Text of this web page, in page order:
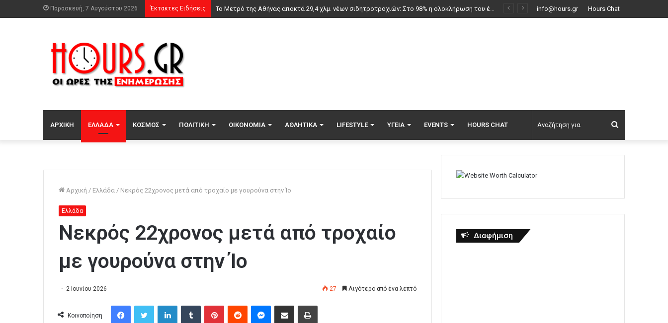
Παρασκευή, 7 Αυγούστου 2026 Έκτακτες Ειδήσεις Ανατροπή με Ιωαννίδη στη Σπόρτινγκ – Το περιστατικό που του… ανοίγει τον δρόμο info@hours.gr Hours Chat
ΑΡΧΙΚΉ ΕΛΛΆΔΑ ΚΌΣΜΟΣ ΠΟΛΙΤΙΚΉ ΟΙΚΟΝΟΜΊΑ ΑΘΛΗΤΙΚΆ LIFESTYLE ΥΓΕΊΑ EVENTS HOURS CHAT
για
Αρχική / Ελλάδα / Νεκρός 22χρονος μετά από τροχαίο με γουρούνα στην Ίο
Ελλάδα
Νεκρός 22χρονος μετά από τροχαίο
με γουρούνα στην Ίο
2 Ιουνίου 2026 27 Λιγότερο από ένα λεπτό
Κοινοποίηση
Διαφήμιση